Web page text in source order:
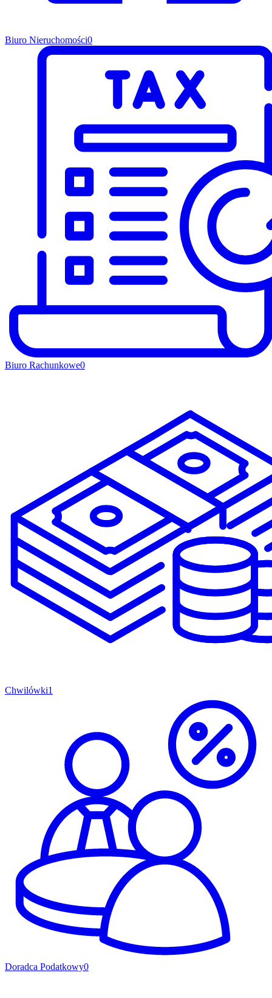
Biuro Nieruchomości0
Biuro Rachunkowe0
Chwilówki1
Doradca Podatkowy0